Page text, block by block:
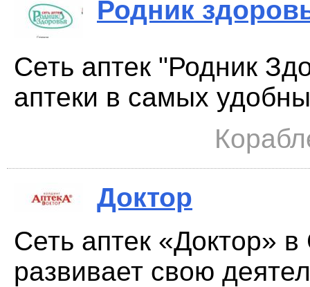
Родник
Сеть аптек "Родник
аптеки в самых
Доктор
Сеть аптек «Доктор»
развивает свою